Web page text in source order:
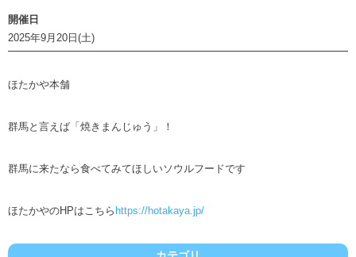
開催日
2025年9月20日(土)
ほたかや本舗
群馬と言えば「焼きまんじゅう」！
群馬に来たなら食べてみてほしいソウルフードです
ほたかやのHPはこちら https://hotakaya.jp/